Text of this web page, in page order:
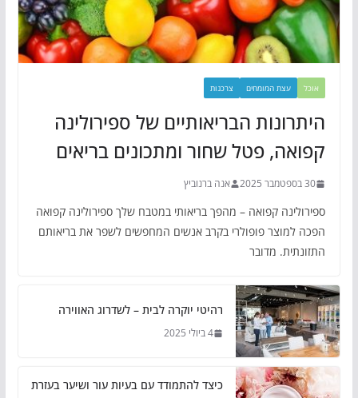
אוכל עצת המומחים צרכנות
היתרונות הבריאותיים של ספירולינה
קפואה, פטל שחור ומתכונים בריאים
30 בספטמבר 2025 אנה ברנוביץ
ספירולינה קפואה – מהפך בריאותי במטבח שלך ספירולינה קפואה
הפכה למוצר פופולרי בקרב אנשים המחפשים לשפר את בריאותם
התזונתית. מדובר
רהיטי יוקרה לבית – לשדרוג האווירה
4 ביולי 2025
כיצד להתמודד עם בעיות עור ושיער בעזרת